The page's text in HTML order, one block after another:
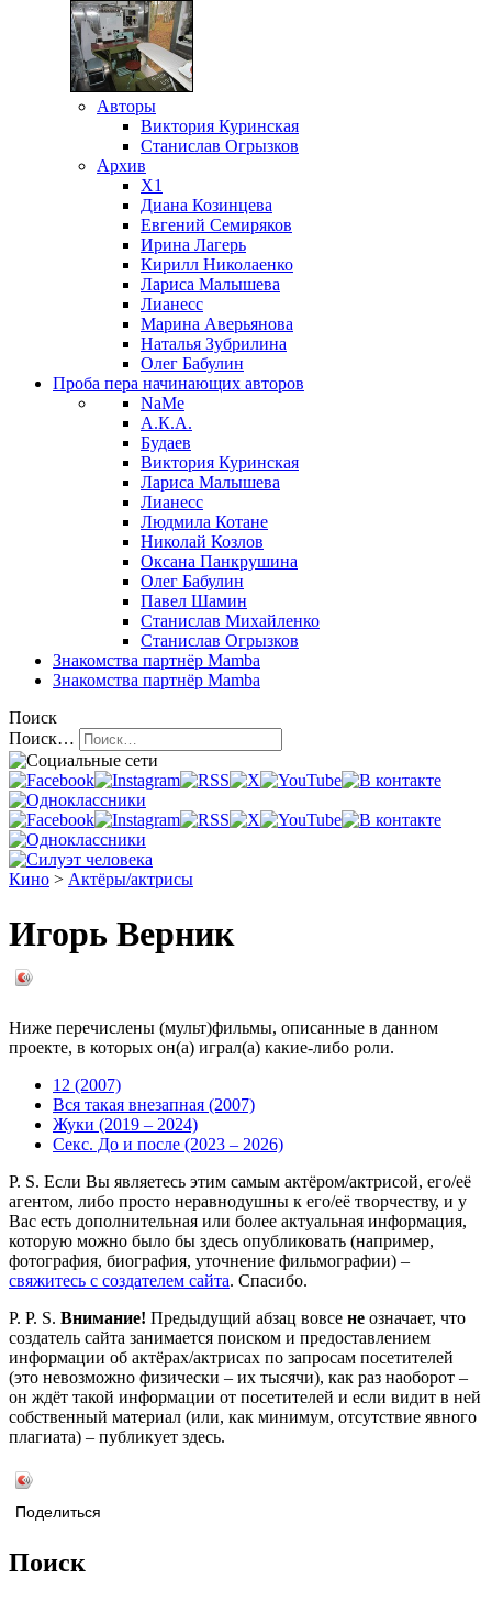
Авторы
Виктория Куринская
Станислав Огрызков
Архив
X1
Диана Козинцева
Евгений Семиряков
Ирина Лагерь
Кирилл Николаенко
Лариса Малышева
Лианесс
Марина Аверьянова
Наталья Зубрилина
Олег Бабулин
Проба пера начинающих авторов
NaMe
А.К.А.
Будаев
Виктория Куринская
Лариса Малышева
Лианесс
Людмила Котане
Николай Козлов
Оксана Панкрушина
Олег Бабулин
Павел Шамин
Станислав Михайленко
Станислав Огрызков
Знакомства партнёр Mamba
Знакомства партнёр Mamba
Поиск
Поиск…
Кино > Актёры/актрисы
Игорь Верник
Ниже перечислены (мульт)фильмы, описанные в данном
проекте, в которых он(а) играл(а) какие-либо роли.
12 (2007)
Вся такая внезапная (2007)
Жуки (2019 – 2024)
Секс. До и после (2023 – 2026)
P. S. Если Вы являетесь этим самым актёром/актрисой, его/её
агентом, либо просто неравнодушны к его/её творчеству, и у
Вас есть дополнительная или более актуальная информация,
которую можно было бы здесь опубликовать (например,
фотография, биография, уточнение фильмографии) –
свяжитесь с создателем сайта. Спасибо.
P. P. S. Внимание! Предыдущий абзац вовсе не означает, что
создатель сайта занимается поиском и предоставлением
информации об актёрах/актрисах по запросам посетителей
(это невозможно физически – их тысячи), как раз наоборот –
он ждёт такой информации от посетителей и если видит в ней
собственный материал (или, как минимум, отсутствие явного
плагиата) – публикует здесь.
Поделиться
Поиск